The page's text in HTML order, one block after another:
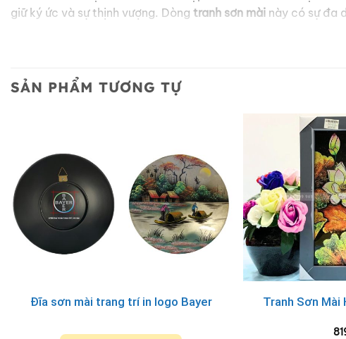
giữ ký ức và sự thịnh vượng. Dòng tranh sơn mài này có sự đa
Bạn có thể ứng dụng tác phẩm này vào nhiều không gian đa
Làm điểm nhấn sang trọng cho phòng
Quà tặng doanh nghiệp:
Đây là món quà đối ngoại vô
Sở Hữu Ngay Tranh Sơn Mài Cao Cấp Hôm Nay!
Bạn muốn nâng tầm đẳng cấp cho ngôi nhà của mình? Bạn
Gòn. Tác phẩm cao cấp này chắc chắn sẽ làm bạn hài lòng.
Liên hệ ngay với chúng tôi: Đặt hàng hôm nay để sở hữu kiệt
SẢN PHẨM TƯƠNG TỰ
Đĩa sơn mài trang trí in logo Bayer Tranh Sơn Mài